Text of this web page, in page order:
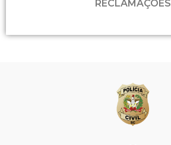
RECLAMAÇÕES